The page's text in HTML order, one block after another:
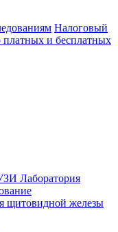
Налоговый
и бесплатных
Лаборатория
щитовидной железы